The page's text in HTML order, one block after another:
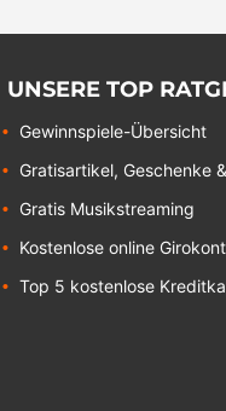
UNSERE TOP
Gewinnspiele-Übersicht
Gratisartikel, Geschenke
Gratis Musikstreaming
Kostenlose online
Top 5 kostenlose